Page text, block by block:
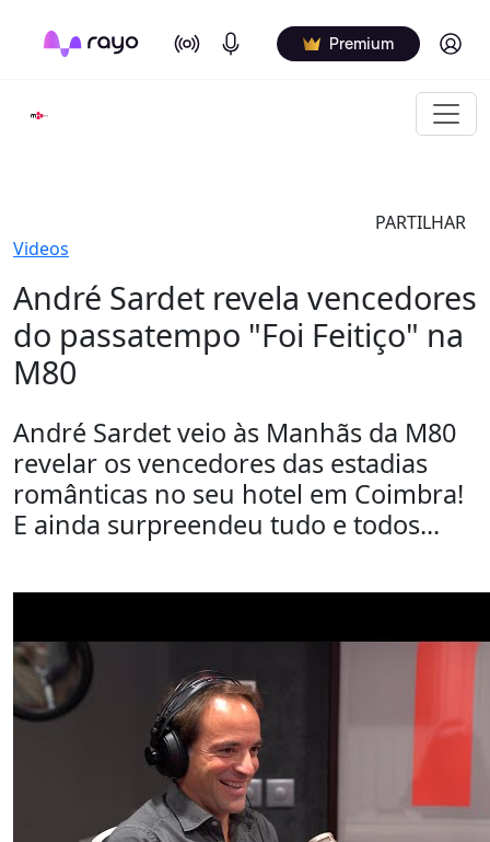
On Air Podcasts Premium Log in
PARTILHAR
Videos
André Sardet revela vencedores
do passatempo "Foi Feitiço" na
M80
André Sardet veio às Manhãs da M80
revelar os vencedores das estadias
românticas no seu hotel em Coimbra!
E ainda surpreendeu tudo e todos...